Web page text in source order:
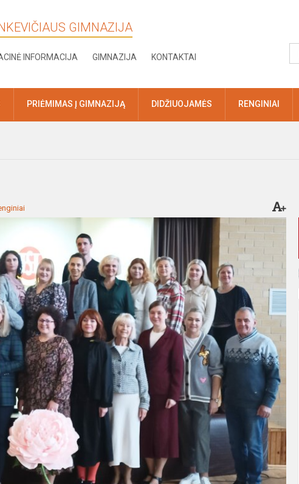
GIMNAZIJA
INFORMACIJA GIMNAZIJA KONTAKTAI
PRIĖMIMAS Į GIMNAZIJĄ DIDŽIUOJAMĖS RENGINIAI